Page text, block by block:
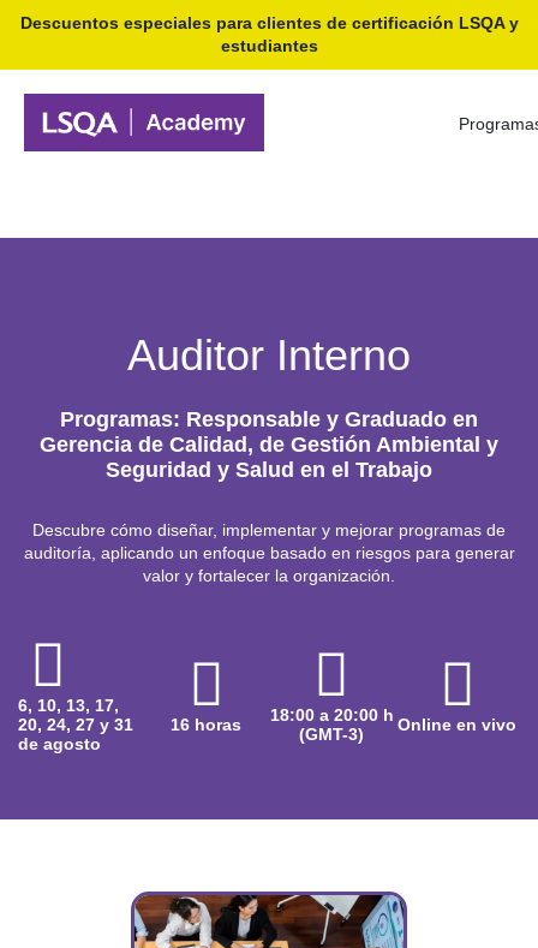
Descuentos especiales para clientes de certificación LSQA y
estudiantes
Auditor Interno
Programas: Responsable y Graduado en
Gerencia de Calidad, de Gestión Ambiental y
Seguridad y Salud en el Trabajo
Descubre cómo diseñar, implementar y mejorar programas de
auditoría, aplicando un enfoque basado en riesgos para generar
valor y fortalecer la organización.
6, 10, 13, 17,
20, 24, 27 y 31
de agosto
16 horas
18:00 a 20:00 h
(GMT-3)
Online en vivo